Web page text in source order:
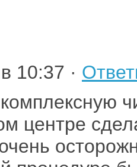
10:37 ·
центре